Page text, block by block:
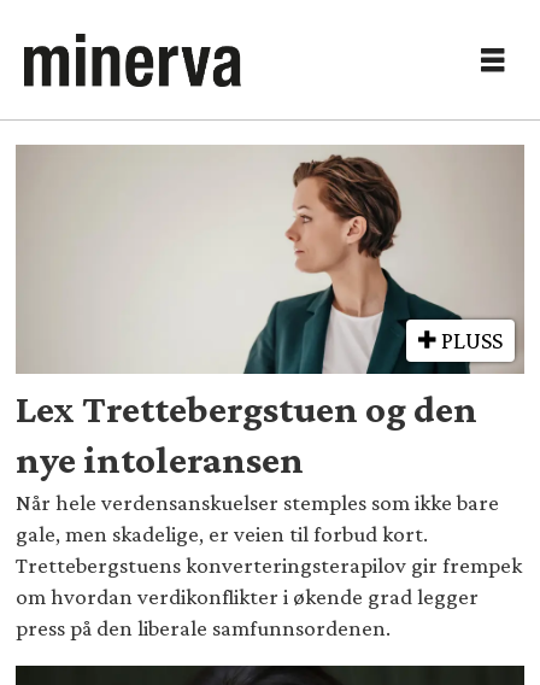
Tag:
PLUSS
Lex Trettebergstuen og den
nye intoleransen
Når hele verdensanskuelser stemples som ikke bare
gale, men skadelige, er veien til forbud kort.
Trettebergstuens konverteringsterapilov gir frempek
om hvordan verdikonflikter i økende grad legger
press på den liberale samfunnsordenen.